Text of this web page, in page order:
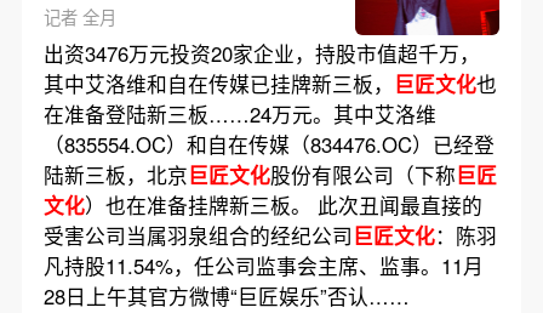
记者 全月
出资3476万元投资20家企业，持股市值超千万，
其中艾洛维和自在传媒已挂牌新三板， 巨匠文化也
在准备登陆新三板……24万元。其中艾洛维
（835554.OC）和自在传媒（834476.OC）已经登
陆新三板，北京巨匠文化股份有限公司（下称巨匠
文化）也在准备挂牌新三板。 此次丑闻最直接的
受害公司当属羽泉组合的经纪公司 巨匠文化：陈羽
凡持股11.54%，任公司监事会主席、监事。11月
28日上午其官方微博“巨匠娱乐”否认……